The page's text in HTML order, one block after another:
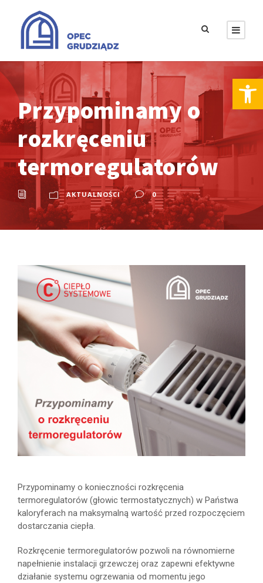
Otwórz pasek narzędzi
Przypominamy o
rozkręceniu
termoregulatorów
AKTUALNOŚCI 0
Przypominamy o konieczności rozkręcenia
termoregulatorów (głowic termostatycznych) w Państwa
kaloryferach na maksymalną wartość przed rozpoczęciem
dostarczania ciepła.
Rozkręcenie termoregulatorów pozwoli na równomierne
napełnienie instalacji grzewczej oraz zapewni efektywne
działanie systemu ogrzewania od momentu jego